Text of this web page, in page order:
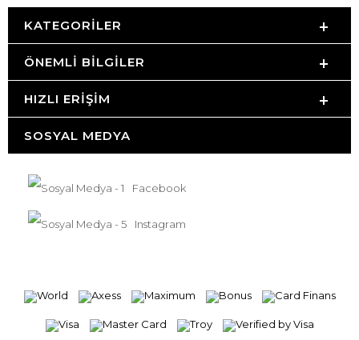
KATEGORILER
ÖNEMLI BILGILER
HIZLI ERIŞIM
SOSYAL MEDYA
Facebook
Instagram